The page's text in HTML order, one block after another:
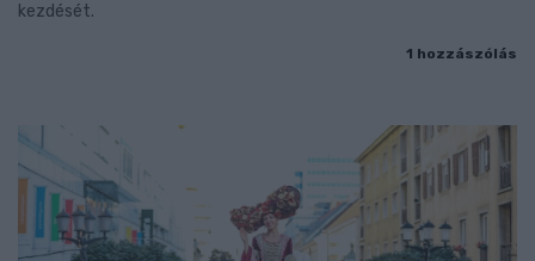
kezdését.
1 hozzászólás